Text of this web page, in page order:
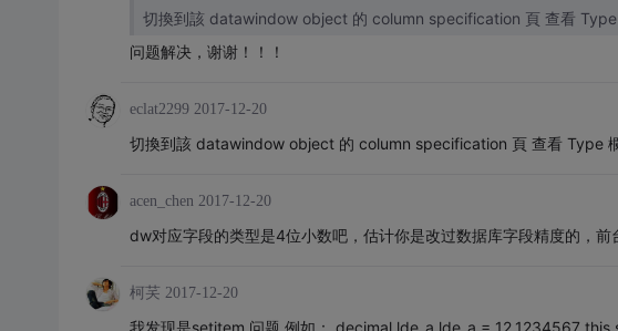
切換到該 datawindow object 的 column specification 頁 查看
问题解决，谢谢！！！
eclat2299 2017-12-20
切換到該 datawindow object 的 column specification 頁 查看 Type
acen_chen 2017-12-20
dw对应字段的类型是4位小数吧，估计你是改过数据库字段精度的，前
柯芺 2017-12-20
我发现是setitem 问题 例如： decimal lde_a lde_a = 12.1234567